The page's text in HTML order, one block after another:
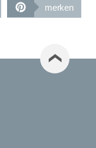
merken